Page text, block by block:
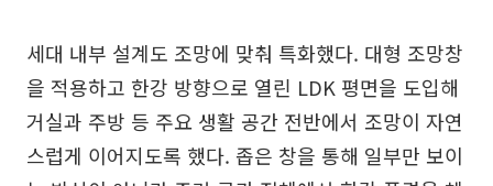
세대 내부 설계도 조망에 맞춰 특화했다. 대형 조망창
을 적용하고 한강 방향으로 열린 LDK 평면을 도입해
거실과 주방 등 주요 생활 공간 전반에서 조망이 자연
스럽게 이어지도록 했다. 좁은 창을 통해 일부만 보이